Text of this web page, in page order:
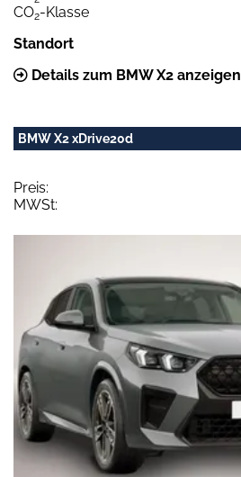
CO2-Klasse
Standort
Details zum BMW X2 anzeigen
BMW X2 xDrive20d
Preis:
MWSt: